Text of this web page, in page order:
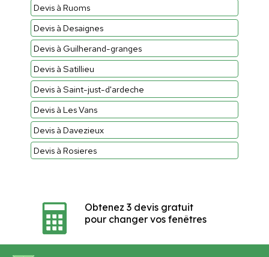
Devis à Ruoms
Devis à Desaignes
Devis à Guilherand-granges
Devis à Satillieu
Devis à Saint-just-d'ardeche
Devis à Les Vans
Devis à Davezieux
Devis à Rosieres
Obtenez 3 devis gratuit
pour changer vos fenêtres